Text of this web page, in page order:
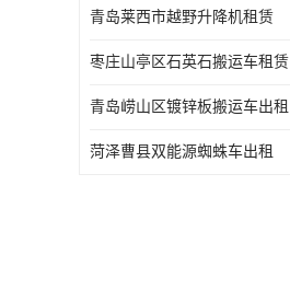
青岛莱西市越野升降机租赁
枣庄山亭区石英石搬运车租赁
青岛崂山区镀锌板搬运车出租
菏泽曹县双能源蜘蛛车出租